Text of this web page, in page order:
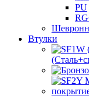
PU
Втулки